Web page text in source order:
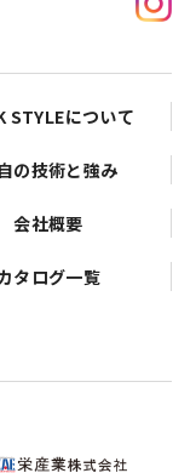
STYLEについて
の技術と強み
会社概要
タログ一覧